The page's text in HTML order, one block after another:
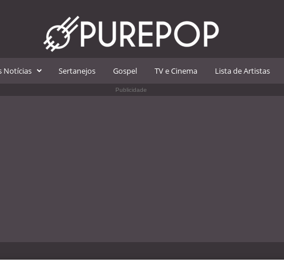
Notícias Sertanejos Gospel TV e Cinema Lista de Artistas
Publicidade